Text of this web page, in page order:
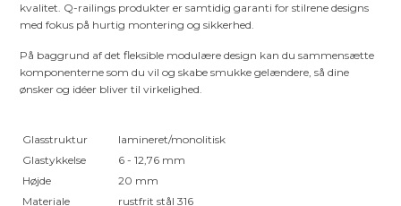
kvalitet. Q-railings produkter er samtidig garanti for stilrene designs
med fokus på hurtig montering og sikkerhed.
På baggrund af det fleksible modulære design kan du sammensætte
komponenterne som du vil og skabe smukke gelændere, så dine
ønsker og idéer bliver til virkelighed.
Glasstruktur
lamineret/monolitisk
Glastykkelse
6 - 12,76 mm
Højde
20 mm
Materiale
rustfrit stål 316